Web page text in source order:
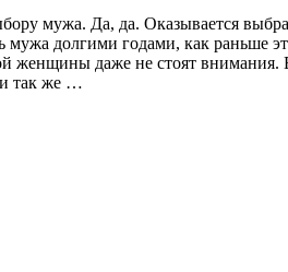
мужа. Да, да. Оказывается
мужа долгими годами, как
женщины даже не стоят
так же …